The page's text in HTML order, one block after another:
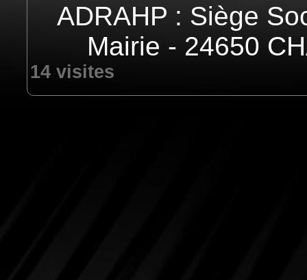
ADRAHP : Siège
Mairie - 24650
14 visites